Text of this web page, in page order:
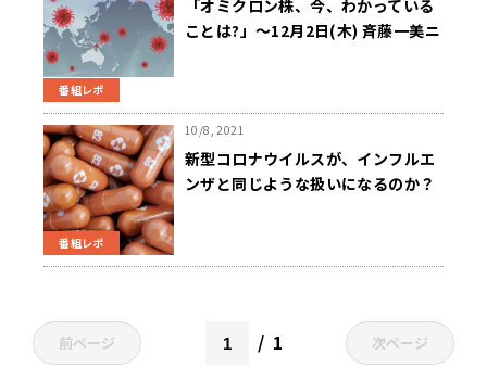
番組レポ
「オミクロン株、今、わかっている
ことは?」～12月2日(木) 斉藤一美ニ
番組レポ
10/8, 2021
新型コロナウイルスが、インフルエ
ンザと同じような扱いになるのか？
前ページ 1 次ページ